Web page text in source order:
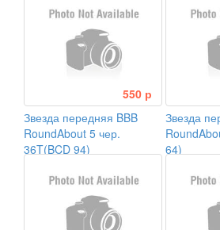
550 р
Звезда передняя BBB
RoundAbout 5 чер.
36T(BCD 94)
Звезда
64)